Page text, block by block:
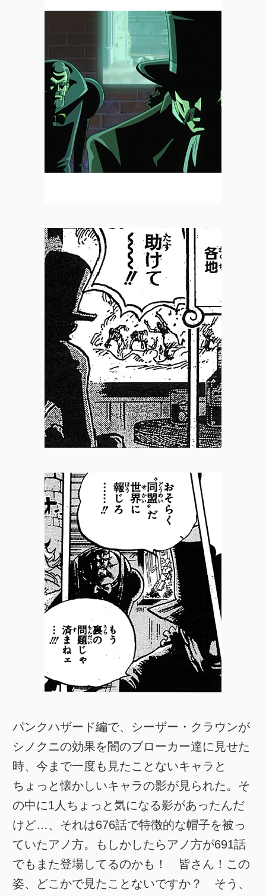
パンクハザード編で、シーザー・クラウンが
シノクニの効果を闇のブローカー達に見せた
時、今まで一度も見たことないキャラと
ちょっと懐かしいキャラの影が見られた。そ
の中に1人ちょっと気になる影があったんだ
けど…、それは676話で特徴的な帽子を被っ
ていたアノ方。もしかしたらアノ方が691話
でもまた登場してるのかも！ 皆さん！この
姿、どこかで見たことないですか？ そう、